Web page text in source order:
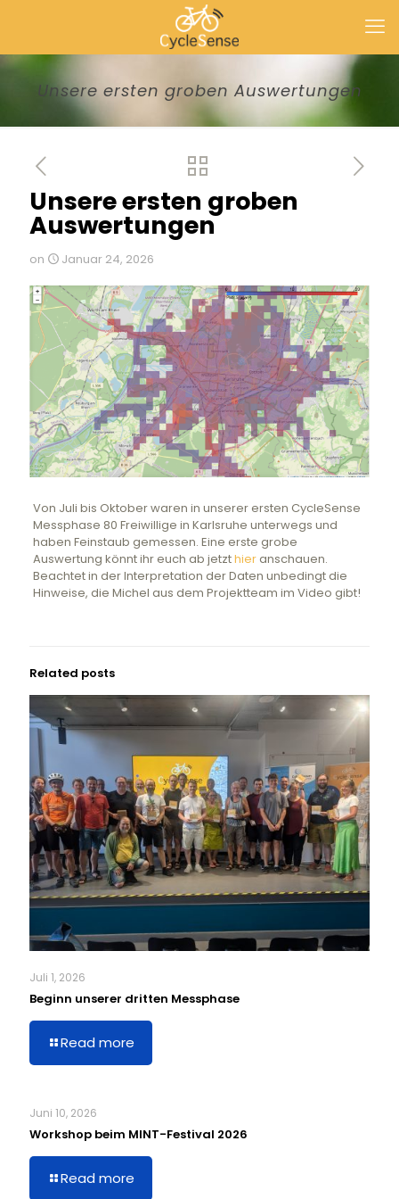
Unsere ersten groben Auswertungen
Unsere ersten groben
Auswertungen
on Januar 24, 2026
Von Juli bis Oktober waren in unserer ersten CycleSense
Messphase 80 Freiwillige in Karlsruhe unterwegs und
haben Feinstaub gemessen. Eine erste grobe
Auswertung könnt ihr euch ab jetzthieranschauen.
Beachtet in der Interpretation der Daten unbedingt die
Hinweise, die Michel aus dem Projektteam im Video gibt!
Related posts
Juli 1, 2026
Beginn unserer dritten Messphase
Read more
Juni 10, 2026
Workshop beim MINT-Festival 2026
Read more